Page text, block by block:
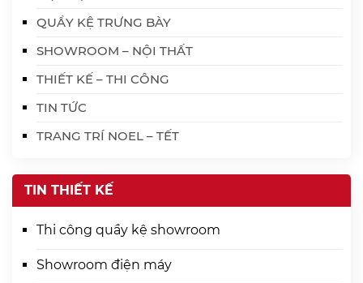
QUẦY KỆ TRƯNG BÀY
SHOWROOM – NỘI THẤT
THIẾT KẾ – THI CÔNG
TIN TỨC
TRANG TRÍ NOEL – TẾT
TIN THIẾT KẾ
Thi công quầy kệ showroom
Showroom điện máy